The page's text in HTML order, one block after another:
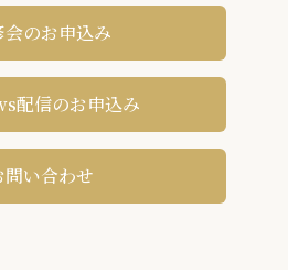
会のお申込み
配信のお申込み
問い合わせ